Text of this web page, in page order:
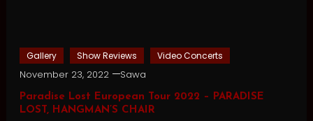
Gallery Show Reviews Video Concerts
November 23, 2022 Sawa
Paradise Lost European Tour 2022 – PARADISE
LOST, HANGMAN’S CHAIR